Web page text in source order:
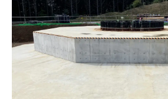
を短期間で実現し、コストと信頼
業界に先駆けて導き出しました。
年度長期脱炭素電源オークションの
トーリング（PPA）などを含め、
900MW（約2.8GWh）の導入を実現